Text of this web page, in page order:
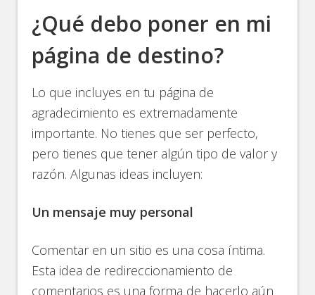
¿Qué debo poner en mi
página de destino?
Lo que incluyes en tu página de
agradecimiento es extremadamente
importante. No tienes que ser perfecto,
pero tienes que tener algún tipo de valor y
razón. Algunas ideas incluyen:
Un mensaje muy personal
Comentar en un sitio es una cosa íntima.
Esta idea de redireccionamiento de
comentarios es una forma de hacerlo aún